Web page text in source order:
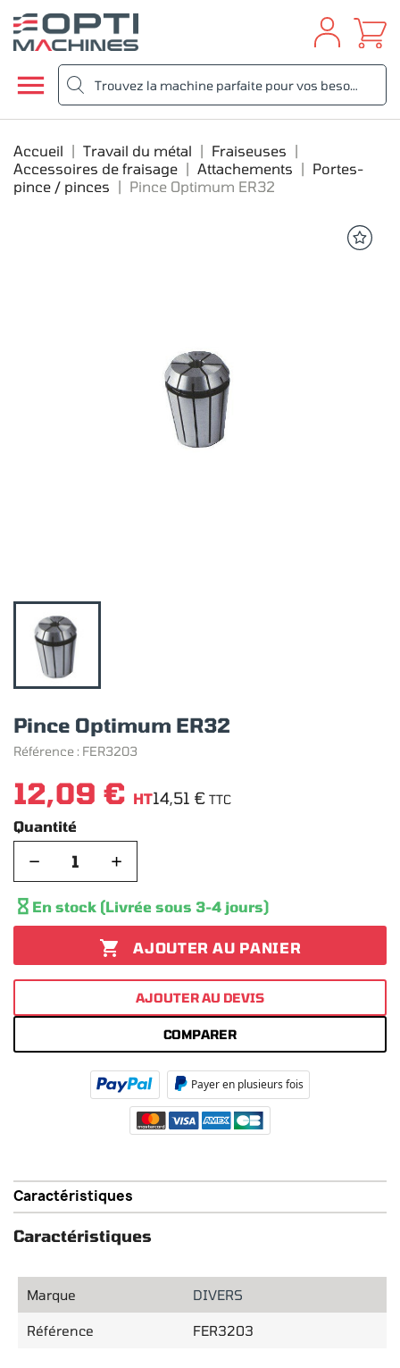

Accueil Travail du métal
Fraiseuses
Accessoires de fraisage
Attachements
Portes-
pince / pinces
Pince Optimum ER32
Pince Optimum ER32
Référence : FER3203
12,09 € HT14,51 € TTC
Quantité
− +
 En stock (Livrée sous 3-4 jours)
 AJOUTER AU PANIER
AJOUTER AU DEVIS
COMPARER
Payer en plusieurs fois
Caractéristiques
Caractéristiques
Marque DIVERS
Référence FER3203